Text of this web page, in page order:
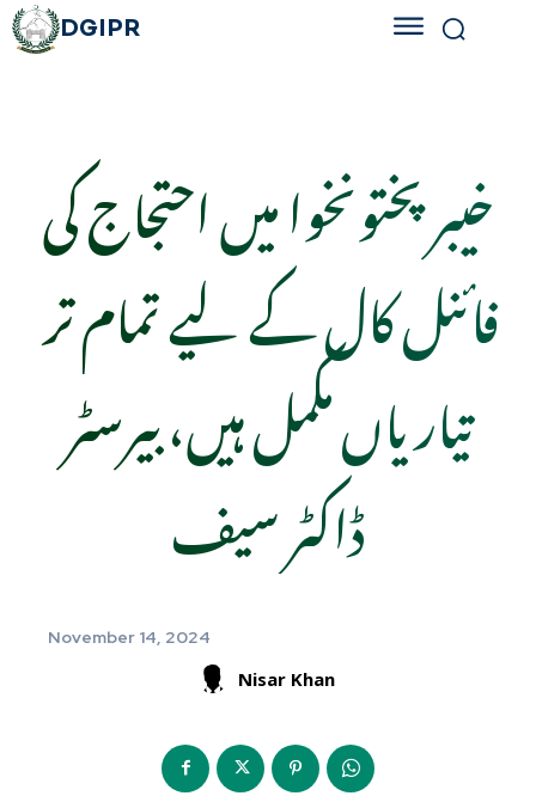
DGIPR
خیبر پختونخوا میں احتجاج کی
فائنل کال کے لیے تمام تر
تیاریاں مکمل ہیں، بیرسٹر
ڈاکٹر سیف
November 14, 2024
Nisar Khan